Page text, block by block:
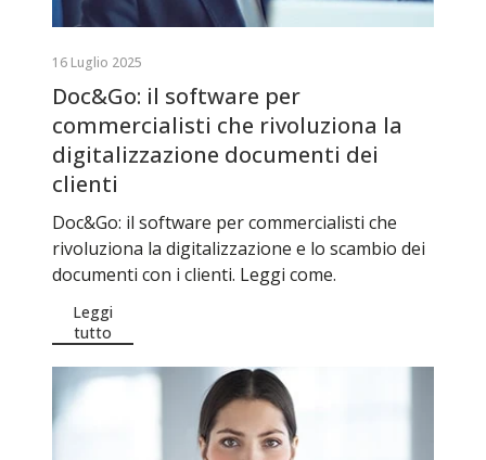
16 Luglio 2025
Doc&Go: il software per
commercialisti che rivoluziona la
digitalizzazione documenti dei
clienti
Doc&Go: il software per commercialisti che
rivoluziona la digitalizzazione e lo scambio dei
documenti con i clienti. Leggi come.
Leggi
tutto